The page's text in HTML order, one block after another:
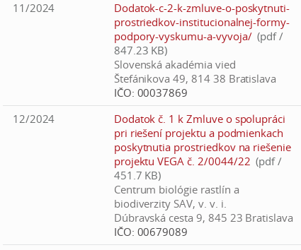
11/2024
Dodatok-c-2-k-zmluve-o-poskytnuti-
prostriedkov-institucionalnej-formy-
podpory-vyskumu-a-vyvoja/ (pdf /
847.23 KB)
Slovenská akadémia vied
Štefánikova 49, 814 38 Bratislava
IČO: 00037869
12/2024
Dodatok č. 1 k Zmluve o spolupráci
pri riešení projektu a podmienkach
poskytnutia prostriedkov na riešenie
projektu VEGA č. 2/0044/22 (pdf /
451.7 KB)
Centrum biológie rastlín a
biodiverzity SAV, v. v. i.
Dúbravská cesta 9, 845 23 Bratislava
IČO: 00679089